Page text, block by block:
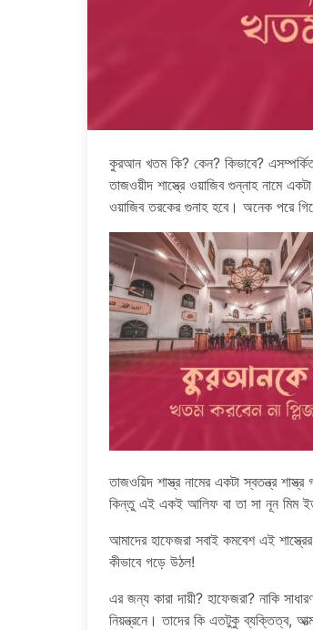
কুরআন খতম কি? কেন? কিভাবে?
তাজওয়ীদ শাস্ত্রে ওয়াজিব গুন্নাহ নামে
ওয়াজিব তরকের গুনাহ হবে। অনেক পরে
তাজওয়িদ শাস্ত্র নামের একটা স্বতন্ত্র
কিন্তু এই একই আলিফ বা তা সা নূন মিম
আমাদের হাফেজরা সবাই কমবেশ এই
কীভাবে গড়ে উঠল!
এর জন্য কারা দায়ী? হাফেজরা? নাকি
নিয়ন্ত্রনে। তাদের কি এতটুকু ব্যক্তিত্ব,